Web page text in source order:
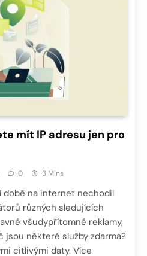
mít IP adresu jen pro
0 3 Mins
době na internet nechodil
různých sledujících
všudypřítomné reklamy,
jsou některé služby zdarma?
citlivými daty. Více